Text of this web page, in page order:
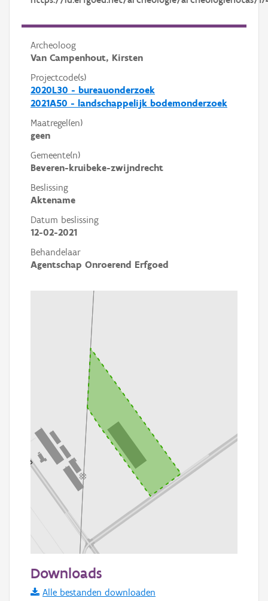
Archeoloog
Van Campenhout, Kirsten
Projectcode(s)
2020L30 - bureauonderzoek
2021A50 - landschappelijk bodemonderzoek
Maatregel(en)
geen
Gemeente(n)
Beveren-kruibeke-zwijndrecht
Beslissing
Aktename
Datum beslissing
12-02-2021
Behandelaar
Agentschap Onroerend Erfgoed
Informatie Vlaanderen
Downloads
Alle bestanden downloaden